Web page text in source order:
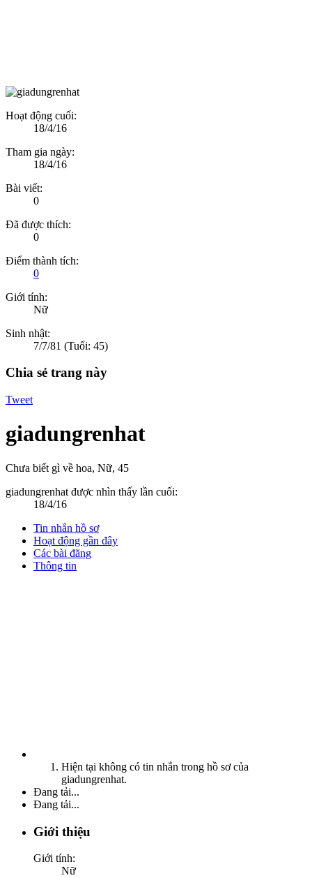
Hoạt động cuối:
18/4/16
Tham gia ngày:
18/4/16
Bài viết:
0
Đã được thích:
0
Điểm thành tích:
0
Giới tính:
Nữ
Sinh nhật:
7/7/81 (Tuổi: 45)
Chia sẻ trang này
Tweet
giadungrenhat
Chưa biết gì về hoa, Nữ, 45
giadungrenhat được nhìn thấy lần cuối:
18/4/16
Tin nhắn hồ sơ
Hoạt động gần đây
Các bài đăng
Thông tin
Hiện tại không có tin nhắn trong hồ sơ của
giadungrenhat.
Đang tải...
Đang tải...
Giới thiệu
Giới tính:
Nữ